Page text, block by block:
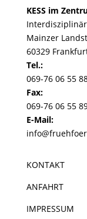
KESS im
Mainzer
60329
Tel.:
069-76 06 55
Fax:
069-76 06 55
E-Mail:
KONTAKT
ANFAHRT
IMPRESSUM